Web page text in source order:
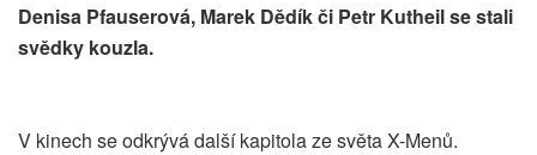
Denisa Pfauserová, Marek Dědík či Petr Kutheil se stali
svědky kouzla.
V kinech se odkrývá další kapitola ze světa X-Menů.